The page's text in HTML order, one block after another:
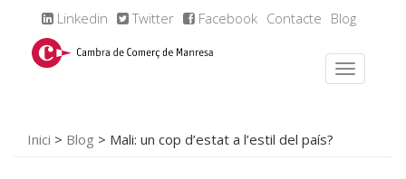
Linkedin Twitter Facebook Contacte Blog
Inici > Blog > Mali: un cop d’estat a l’estil del país?